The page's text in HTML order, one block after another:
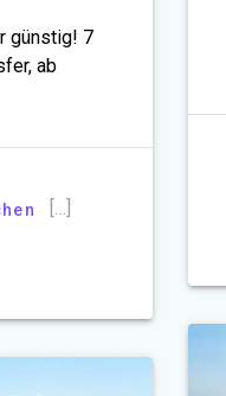
günstig! 7
ab
[…]